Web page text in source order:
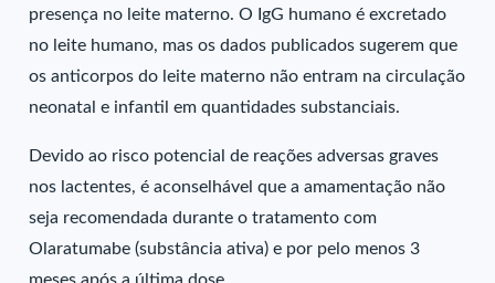
presença no leite materno. O IgG humano é excretado
no leite humano, mas os dados publicados sugerem que
os anticorpos do leite materno não entram na circulação
neonatal e infantil em quantidades substanciais.
Devido ao risco potencial de reações adversas graves
nos lactentes, é aconselhável que a amamentação não
seja recomendada durante o tratamento com
Olaratumabe (substância ativa) e por pelo menos 3